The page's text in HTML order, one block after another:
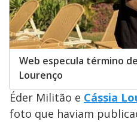
Web especula término
Lourenço
Éder Militão e Cássia
foto que haviam